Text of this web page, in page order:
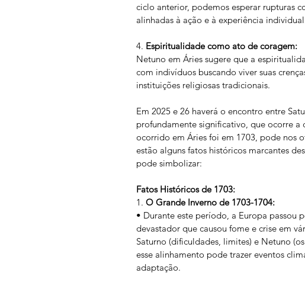
ciclo anterior, podemos esperar rupturas
alinhadas à ação e à experiência
4. Espiritualidade como ato de coragem:
Netuno em Áries sugere que a
com indivíduos buscando viver suas
instituições religiosas tradicionais.
Em 2025 e 26 haverá o encontro entre
profundamente significativo, que ocorre a
ocorrido em Áries foi em 1703, pode nos
estão alguns fatos históricos marcantes
pode simbolizar:
Fatos Históricos de 1703:
1. O Grande Inverno de 1703-1704:
• Durante este período, a Europa passou
devastador que causou fome e crise em
Saturno (dificuldades, limites) e Netuno
esse alinhamento pode trazer eventos
adaptação.